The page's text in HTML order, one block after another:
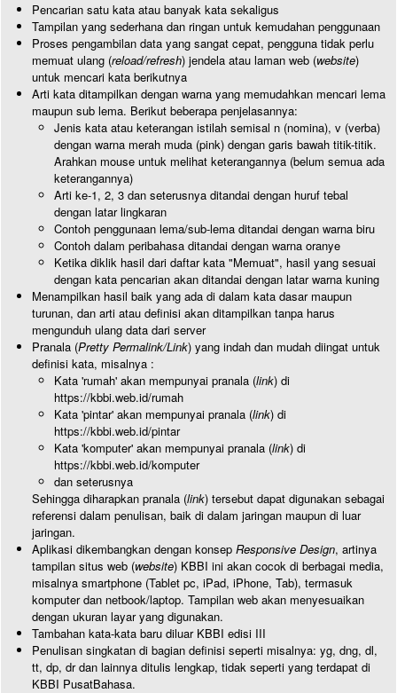
Pencarian satu kata atau banyak kata sekaligus
Tampilan yang sederhana dan ringan untuk kemudahan penggunaan
Proses pengambilan data yang sangat cepat, pengguna tidak perlu
memuat ulang (reload/refresh) jendela atau laman web (website)
untuk mencari kata berikutnya
Arti kata ditampilkan dengan warna yang memudahkan mencari lema
maupun sub lema. Berikut beberapa penjelasannya:
Jenis kata atau keterangan istilah semisal n (nomina), v (verba)
dengan warna merah muda (pink) dengan garis bawah titik-titik.
Arahkan mouse untuk melihat keterangannya (belum semua ada
keterangannya)
Arti ke-1, 2, 3 dan seterusnya ditandai dengan huruf tebal
dengan latar lingkaran
Contoh penggunaan lema/sub-lema ditandai dengan warna biru
Contoh dalam peribahasa ditandai dengan warna oranye
Ketika diklik hasil dari daftar kata "Memuat", hasil yang sesuai
dengan kata pencarian akan ditandai dengan latar warna kuning
Menampilkan hasil baik yang ada di dalam kata dasar maupun
turunan, dan arti atau definisi akan ditampilkan tanpa harus
mengunduh ulang data dari server
Pranala (Pretty Permalink/Link) yang indah dan mudah diingat untuk
definisi kata, misalnya :
Kata 'rumah' akan mempunyai pranala (link) di
https://kbbi.web.id/rumah
Kata 'pintar' akan mempunyai pranala (link) di
https://kbbi.web.id/pintar
Kata 'komputer' akan mempunyai pranala (link) di
https://kbbi.web.id/komputer
dan seterusnya
Sehingga diharapkan pranala (link) tersebut dapat digunakan sebagai
referensi dalam penulisan, baik di dalam jaringan maupun di luar
jaringan.
Aplikasi dikembangkan dengan konsep Responsive Design, artinya
tampilan situs web (website) KBBI ini akan cocok di berbagai media,
misalnya smartphone (Tablet pc, iPad, iPhone, Tab), termasuk
komputer dan netbook/laptop. Tampilan web akan menyesuaikan
dengan ukuran layar yang digunakan.
Tambahan kata-kata baru diluar KBBI edisi III
Penulisan singkatan di bagian definisi seperti misalnya: yg, dng, dl,
tt, dp, dr dan lainnya ditulis lengkap, tidak seperti yang terdapat di
KBBI PusatBahasa.